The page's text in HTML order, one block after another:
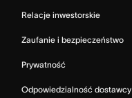
Relacje inwestorskie
Zaufanie i bezpieczeństwo
Prywatność
Odpowiedzialność dostawcy